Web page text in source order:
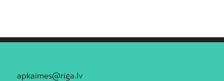
apkaimes@riga.lv